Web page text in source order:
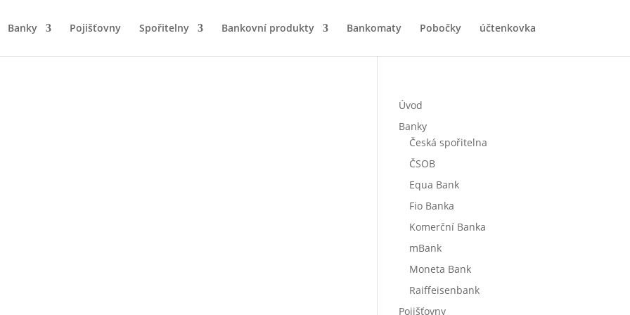
Banky Pojišťovny Spořitelny Bankovní produkty Bankomaty Pobočky účtenkovka
Úvod
Banky
Česká spořitelna
ČSOB
Equa Bank
Fio Banka
Komerční Banka
mBank
Moneta Bank
Raiffeisenbank
Pojišťovny